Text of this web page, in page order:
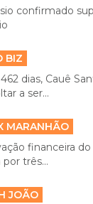
confirmado
BIZ
dias, Cauê
a ser...
MARANHÃO
financeira
por três...
JOÃO